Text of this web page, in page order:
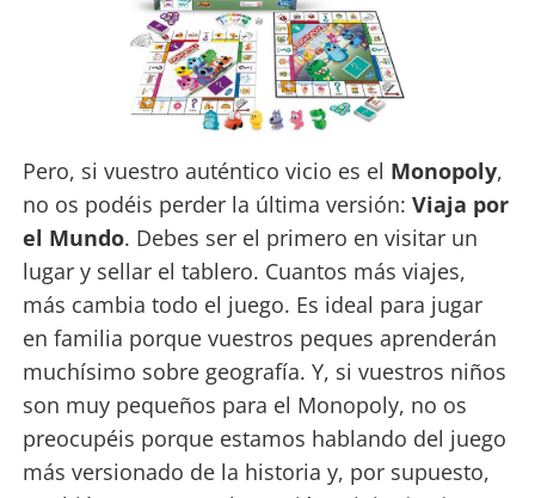
Pero, si vuestro auténtico vicio es el Monopoly,
no os podéis perder la última versión: Viaja por
el Mundo. Debes ser el primero en visitar un
lugar y sellar el tablero. Cuantos más viajes,
más cambia todo el juego. Es ideal para jugar
en familia porque vuestros peques aprenderán
muchísimo sobre geografía. Y, si vuestros niños
son muy pequeños para el Monopoly, no os
preocupéis porque estamos hablando del juego
más versionado de la historia y, por supuesto,